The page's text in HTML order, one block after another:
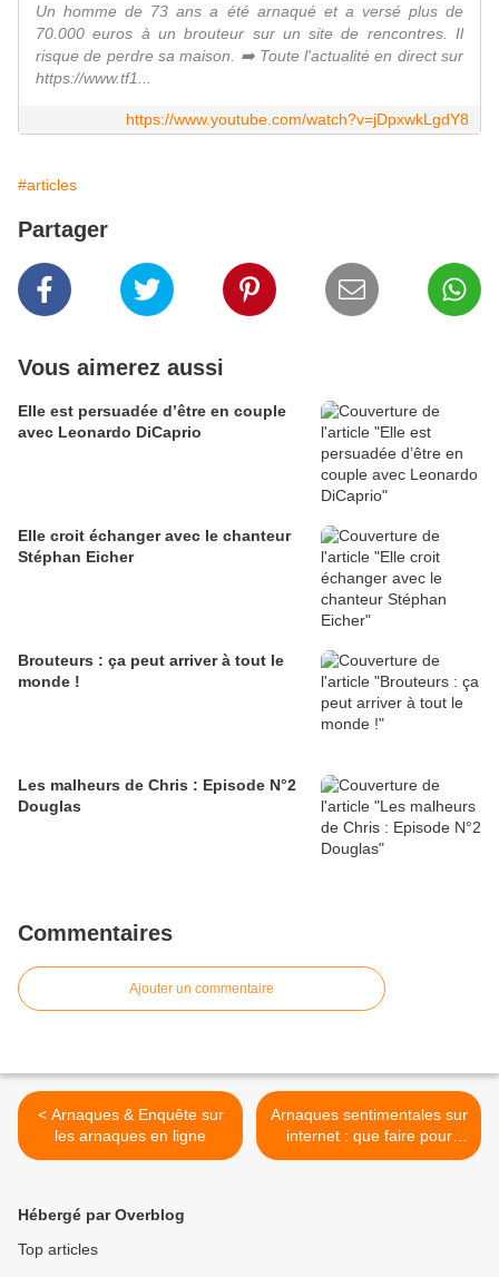
Un homme de 73 ans a été arnaqué et a versé plus de
70.000 euros à un brouteur sur un site de rencontres. Il
risque de perdre sa maison. ➡️ Toute l'actualité en direct sur
https://www.tf1...
https://www.youtube.com/watch?v=jDpxwkLgdY8
#articles
Partager
Vous aimerez aussi
Elle est persuadée d’être en couple
avec Leonardo DiCaprio
Elle croit échanger avec le chanteur
Stéphan Eicher
Brouteurs : ça peut arriver à tout le
monde !
Les malheurs de Chris : Episode N°2
Douglas
Commentaires
Ajouter un commentaire
< Arnaques & Enquête sur
les arnaques en ligne
Arnaques sentimentales sur
internet : que faire pour
démasquer les brouteurs ?
Hébergé par Overblog
Top articles